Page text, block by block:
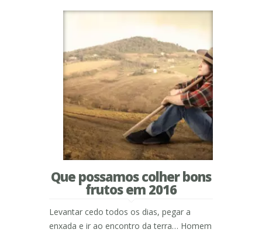
Que possamos colher bons
frutos em 2016
Levantar cedo todos os dias, pegar a
enxada e ir ao encontro da terra… Homem